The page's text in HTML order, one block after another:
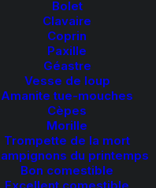
Bolet
Clavaire
Coprin
Paxille
Géastre
Vesse de loup
Amanite tue-mouches
Cèpes
Morille
Trompette de la mort
du printemps
Bon comestible
Lames libres